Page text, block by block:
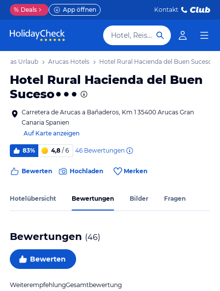
% Deals App öffnen Kontakt
Hotel, Reiseziel
Urlaub Arucas Hotels Hotel Rural Hacienda del Buen Suceso
Hotel Rural Hacienda del Buen
Suceso
Carretera de Arucas a Bañaderos, Km 1 35400 Arucas Gran
Canaria Spanien
Auf Karte anzeigen
83% 4,8 / 6 46 Bewertungen
Bewerten Hochladen Merken
Hotelübersicht Bewertungen Bilder Fragen
Bewertungen (46)
Bewerten
WeiterempfehlungGesamtbewertung